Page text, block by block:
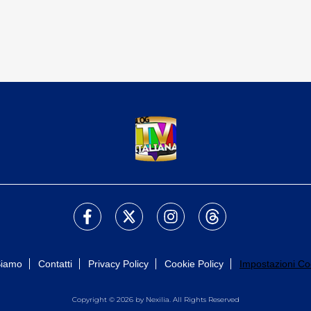
Contatti Privacy Policy Cookie Policy Impostazioni
Copyright © 2026 by Nexilia. All Rights Reserved